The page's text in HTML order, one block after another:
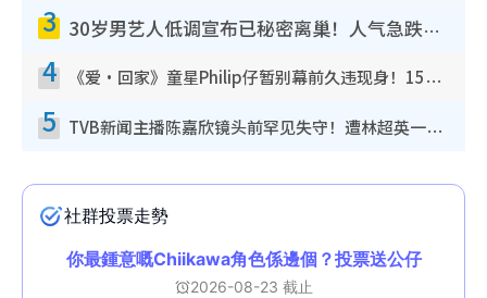
3 30岁男艺人低调宣布已秘密离巢！人气急跌变失踪人口：“这几年过得并不容易”
4 《爱·回家》童星Philip仔暂别幕前久违现身！15岁近况暴风成长长高变帅气少年
5 TVB新闻主播陈嘉欣镜头前罕见失守！遭林超英一句话突袭吓坏当场大笑